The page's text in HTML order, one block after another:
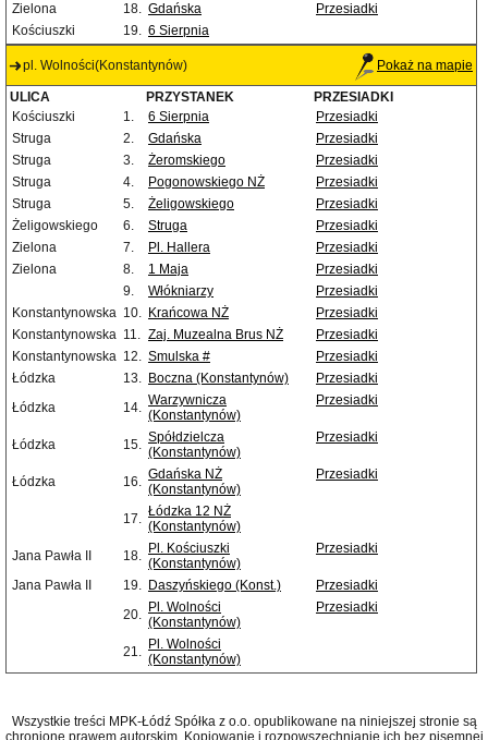
Zielona
18. Gdańska
Przesiadki
Kościuszki
19. 6 Sierpnia
pl. Wolności(Konstantynów) Pokaż na mapie
ULICA PRZYSTANEK
PRZESIADKI
Kościuszki
1. 6 Sierpnia
Przesiadki
Struga
2. Gdańska
Przesiadki
Struga
3. Żeromskiego
Przesiadki
Struga
4. Pogonowskiego NŻ
Przesiadki
Struga
5. Żeligowskiego
Przesiadki
Żeligowskiego
6. Struga
Przesiadki
Zielona
7. Pl. Hallera
Przesiadki
Zielona
8. 1 Maja
Przesiadki
9.
Włókniarzy
Przesiadki
Konstantynowska 10. Krańcowa NŻ
Przesiadki
Konstantynowska 11. Zaj. Muzealna Brus NŻ
Przesiadki
Konstantynowska 12. Smulska #
Przesiadki
Łódzka
13. Boczna (Konstantynów)
Przesiadki
Łódzka
14. Warzywnicza
(Konstantynów)
Przesiadki
Łódzka 15. Spółdzielcza
(Konstantynów)
Przesiadki
Łódzka 16. Gdańska NŻ
(Konstantynów)
Przesiadki
17. Łódzka 12 NŻ
(Konstantynów)
Jana Pawła II
18. Pl. Kościuszki
(Konstantynów)
Przesiadki
Jana Pawła II 19. Daszyńskiego (Konst.)
Przesiadki
20. Pl. Wolności
(Konstantynów)
Przesiadki
21. Pl. Wolności
(Konstantynów)
Wszystkie treści MPK-Łódź Spółka z o.o. opublikowane na niniejszej stronie są
chronione prawem autorskim. Kopiowanie i rozpowszechnianie ich bez pisemnej